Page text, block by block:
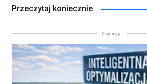
Przeczytaj koniecznie
Promocja